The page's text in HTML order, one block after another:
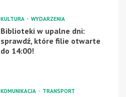
KULTURA WYDARZENIA
Biblioteki w upalne dni:
sprawdź, które filie otwarte
do 14:00!
KOMUNIKACJA TRANSPORT